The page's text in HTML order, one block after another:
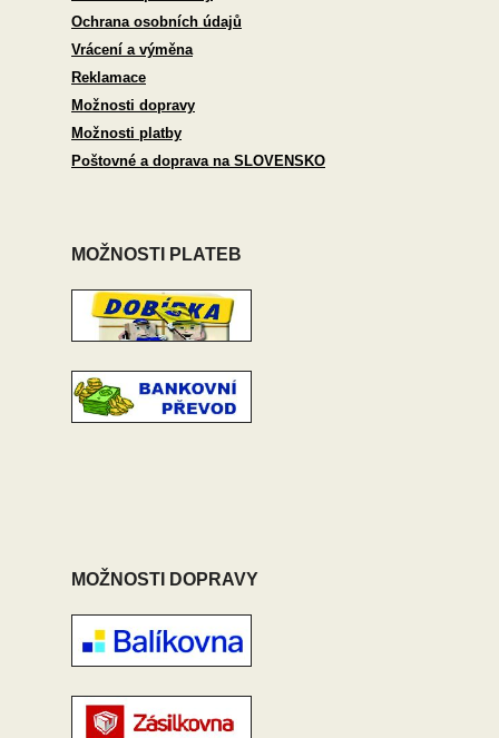
Ochrana osobních údajů
Vrácení a výměna
Reklamace
Možnosti dopravy
Možnosti platby
Poštovné a doprava na SLOVENSKO
MOŽNOSTI PLATEB
MOŽNOSTI DOPRAVY